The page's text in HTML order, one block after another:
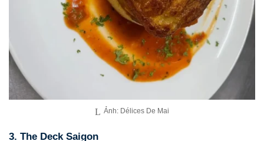
Ảnh: Délices De Mai
3. The Deck Saigon